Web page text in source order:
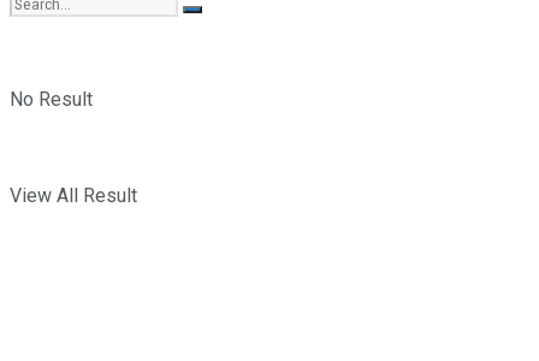
No Result
View All Result